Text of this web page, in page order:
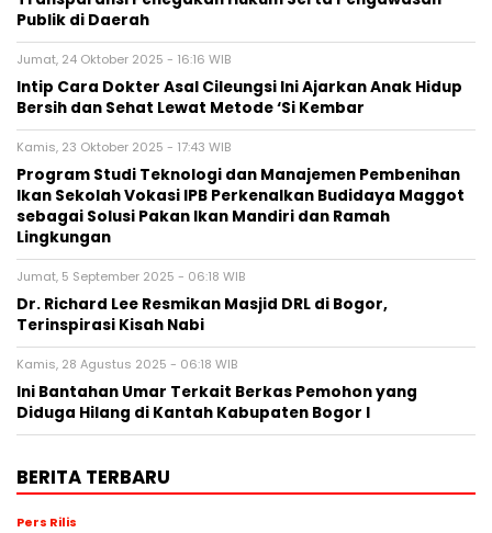
Publik di Daerah
Jumat, 24 Oktober 2025 - 16:16 WIB
Intip Cara Dokter Asal Cileungsi Ini Ajarkan Anak Hidup
Bersih dan Sehat Lewat Metode ‘Si Kembar
Kamis, 23 Oktober 2025 - 17:43 WIB
Program Studi Teknologi dan Manajemen Pembenihan
Ikan Sekolah Vokasi IPB Perkenalkan Budidaya Maggot
sebagai Solusi Pakan Ikan Mandiri dan Ramah
Lingkungan
Jumat, 5 September 2025 - 06:18 WIB
Dr. Richard Lee Resmikan Masjid DRL di Bogor,
Terinspirasi Kisah Nabi
Kamis, 28 Agustus 2025 - 06:18 WIB
Ini Bantahan Umar Terkait Berkas Pemohon yang
Diduga Hilang di Kantah Kabupaten Bogor I
BERITA TERBARU
Pers Rilis